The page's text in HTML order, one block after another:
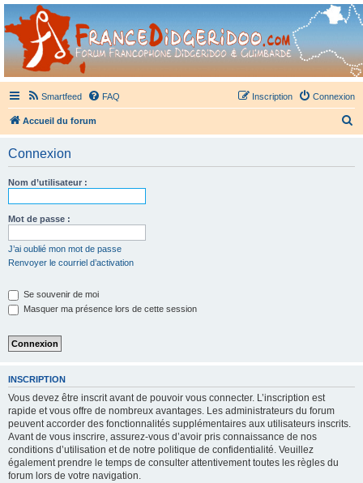
France Didgeridoo
Didgeridoo et Guimbarde sur France Didgeridoo - retrouvez la communauté.
Smartfeed FAQ Connexion
Inscription
Accueil du forum
Connexion
Nom d’utilisateur :
Mot de passe :
J’ai oublié mon mot de passe
Renvoyer le courriel d’activation
Se souvenir de moi
Masquer ma présence lors de cette session
INSCRIPTION
Vous devez être inscrit avant de pouvoir vous connecter. L’inscription est
rapide et vous offre de nombreux avantages. Les administrateurs du forum
peuvent accorder des fonctionnalités supplémentaires aux utilisateurs inscrits.
Avant de vous inscrire, assurez-vous d’avoir pris connaissance de nos
conditions d’utilisation et de notre politique de confidentialité. Veuillez
également prendre le temps de consulter attentivement toutes les règles du
forum lors de votre navigation.